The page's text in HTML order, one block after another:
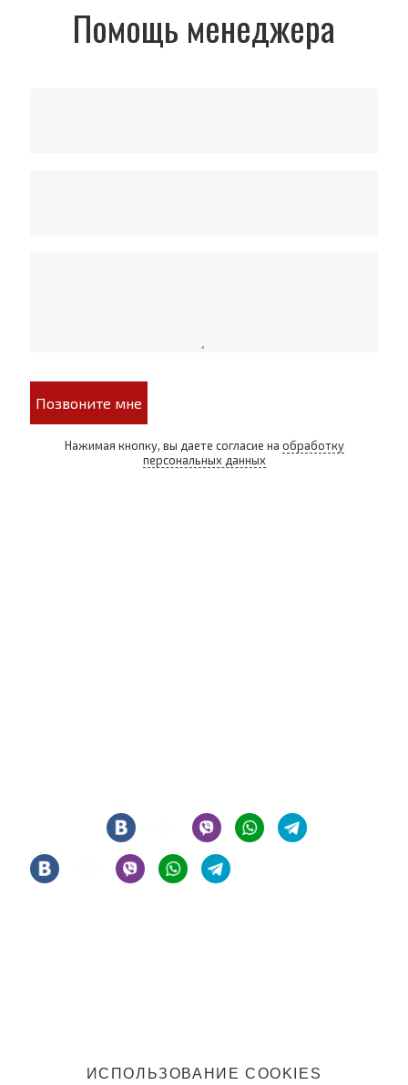
Помощь менеджера
Позвоните мне
Нажимая кнопку, вы даете согласие на обработку
персональных данных
ИСПОЛЬЗОВАНИЕ COOKIES